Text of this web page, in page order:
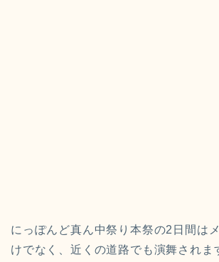
にっぽんど真ん中祭り本祭の2日間は
けでなく、近くの道路でも演舞されま